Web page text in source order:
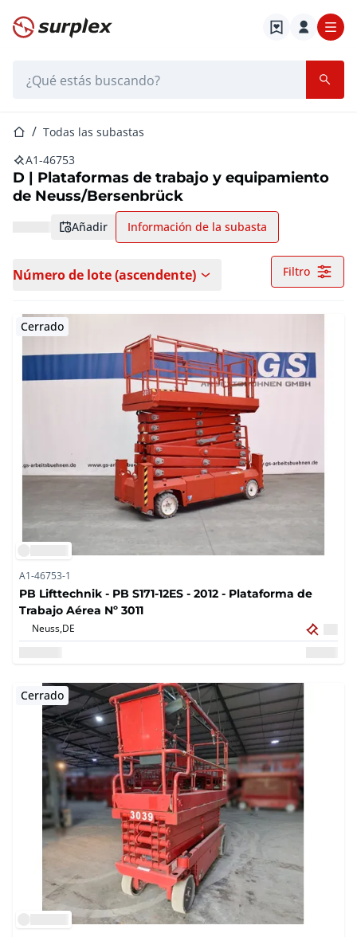
Página de inicio
Página de inicio
Todas las subastas
A1-46753
D | Plataformas de trabajo y equipamiento
de Neuss/Bersenbrück
añadir Información de la subasta
Número de lote (ascendente) Filtro
Cerrado
A1-46753-1
PB Lifttechnik - PB S171-12ES - 2012 - Plataforma de
Trabajo Aérea Nº 3011
Neuss,DE
Cerrado